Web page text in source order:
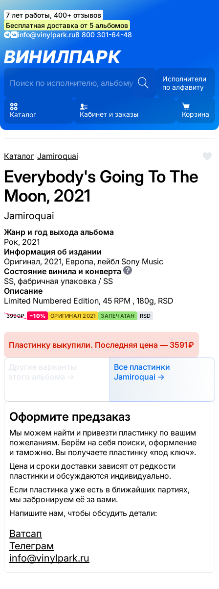
7 лет работы, 400+ отзывов
Бесплатная доставка от 5 альбомов
info@vinylpark.ru8 800 301-64-48
ВИНИЛПАРК
Исполнители
по алфавиту
Каталог Кабинет и заказы Корзина
Каталог/Jamiroquai
Everybody's Going To The
Moon, 2021
Jamiroquai
Жанр и год выхода альбома
Рок, 2021
Информация об издании
Оригинал, 2021, Европа, лейбл Sony Music
Состояние винила и конверта ?
SS, фабричная упаковка / SS
Описание
Limited Numbered Edition, 45 RPM , 180g, RSD
3990₽ −10% ОРИГИНАЛ 2021 ЗАПЕЧАТАН RSD
Пластинку выкупили. Последняя цена — 3591 ₽
Другие варианты
этого альбома
→
Все пластинки
Jamiroquai →
Оформите предзаказ
Мы можем найти и привезти пластинку по вашим
пожеланиям. Берём на себя поиски, оформление
и таможню. Вы получаете пластинку «под ключ».
Цена и сроки доставки зависят от редкости
пластинки и обсуждаются индивидуально.
Если пластинка уже есть в ближайших партиях,
мы забронируем её за вами.
Напишите нам, чтобы обсудить детали:
Ватсап
Телеграм
info@vinylpark.ru